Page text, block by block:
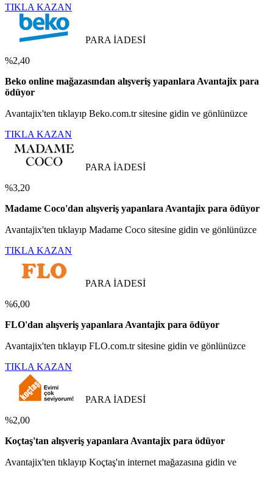
TIKLA KAZAN
PARA İADESİ
%2,40
Beko online mağazasından alışveriş yapanlara Avantajix para
ödüyor
Avantajix'ten tıklayıp Beko.com.tr sitesine gidin ve gönlünüzce
TIKLA KAZAN
PARA İADESİ
%3,20
Madame Coco'dan alışveriş yapanlara Avantajix para ödüyor
Avantajix'ten tıklayıp Madame Coco sitesine gidin ve gönlünüzce
TIKLA KAZAN
PARA İADESİ
%6,00
FLO'dan alışveriş yapanlara Avantajix para ödüyor
Avantajix'ten tıklayıp FLO.com.tr sitesine gidin ve gönlünüzce
TIKLA KAZAN
PARA İADESİ
%2,00
Koçtaş'tan alışveriş yapanlara Avantajix para ödüyor
Avantajix'ten tıklayıp Koçtaş'ın internet mağazasına gidin ve